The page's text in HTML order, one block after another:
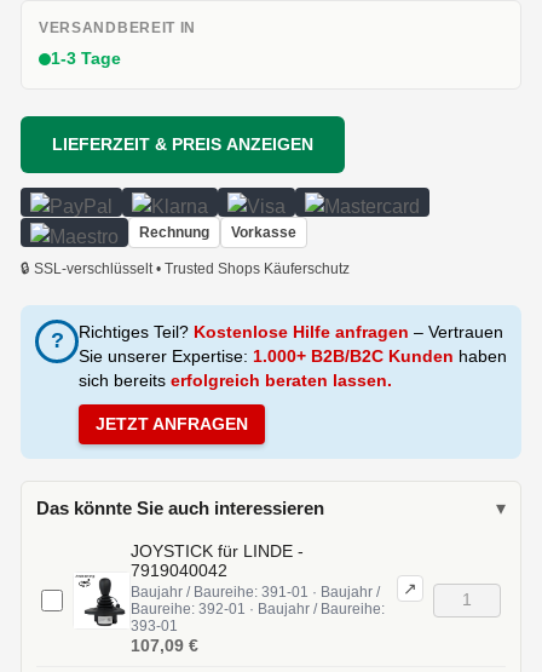
VERSANDBEREIT IN
1-3 Tage
LIEFERZEIT & PREIS ANZEIGEN
Rechnung Vorkasse
🔒 SSL-verschlüsselt • Trusted Shops Käuferschutz
? Richtiges Teil? Kostenlose Hilfe anfragen – Vertrauen
Sie unserer Expertise: 1.000+ B2B/B2C Kunden haben
sich bereits erfolgreich beraten lassen.
JETZT ANFRAGEN
Das könnte Sie auch interessieren ▾
JOYSTICK für LINDE -
7919040042
Baujahr / Baureihe: 391-01 · Baujahr /
Baureihe: 392-01 · Baujahr / Baureihe:
393-01
↗
107,09 €